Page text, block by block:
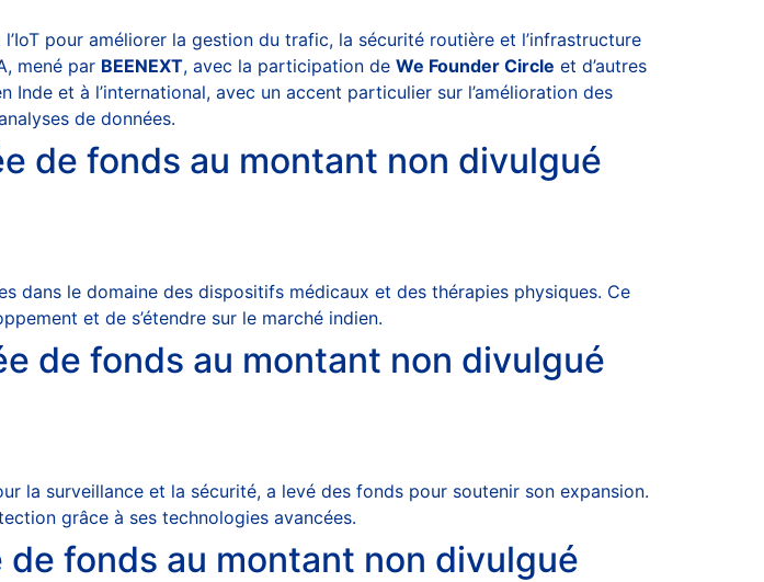
pour améliorer la gestion du trafic, la sécurité routière et l’infrastructure
mené par BEENEXT, avec la participation de We Founder Circle et d’autres
et à l’international, avec un accent particulier sur l’amélioration des
de données.
de fonds au montant non divulgué
dans le domaine des dispositifs médicaux et des thérapies physiques. Ce
et de s’étendre sur le marché indien​.
de fonds au montant non divulgué
la surveillance et la sécurité, a levé des fonds pour soutenir son expansion.
grâce à ses technologies avancées​.
fonds au montant non divulgué